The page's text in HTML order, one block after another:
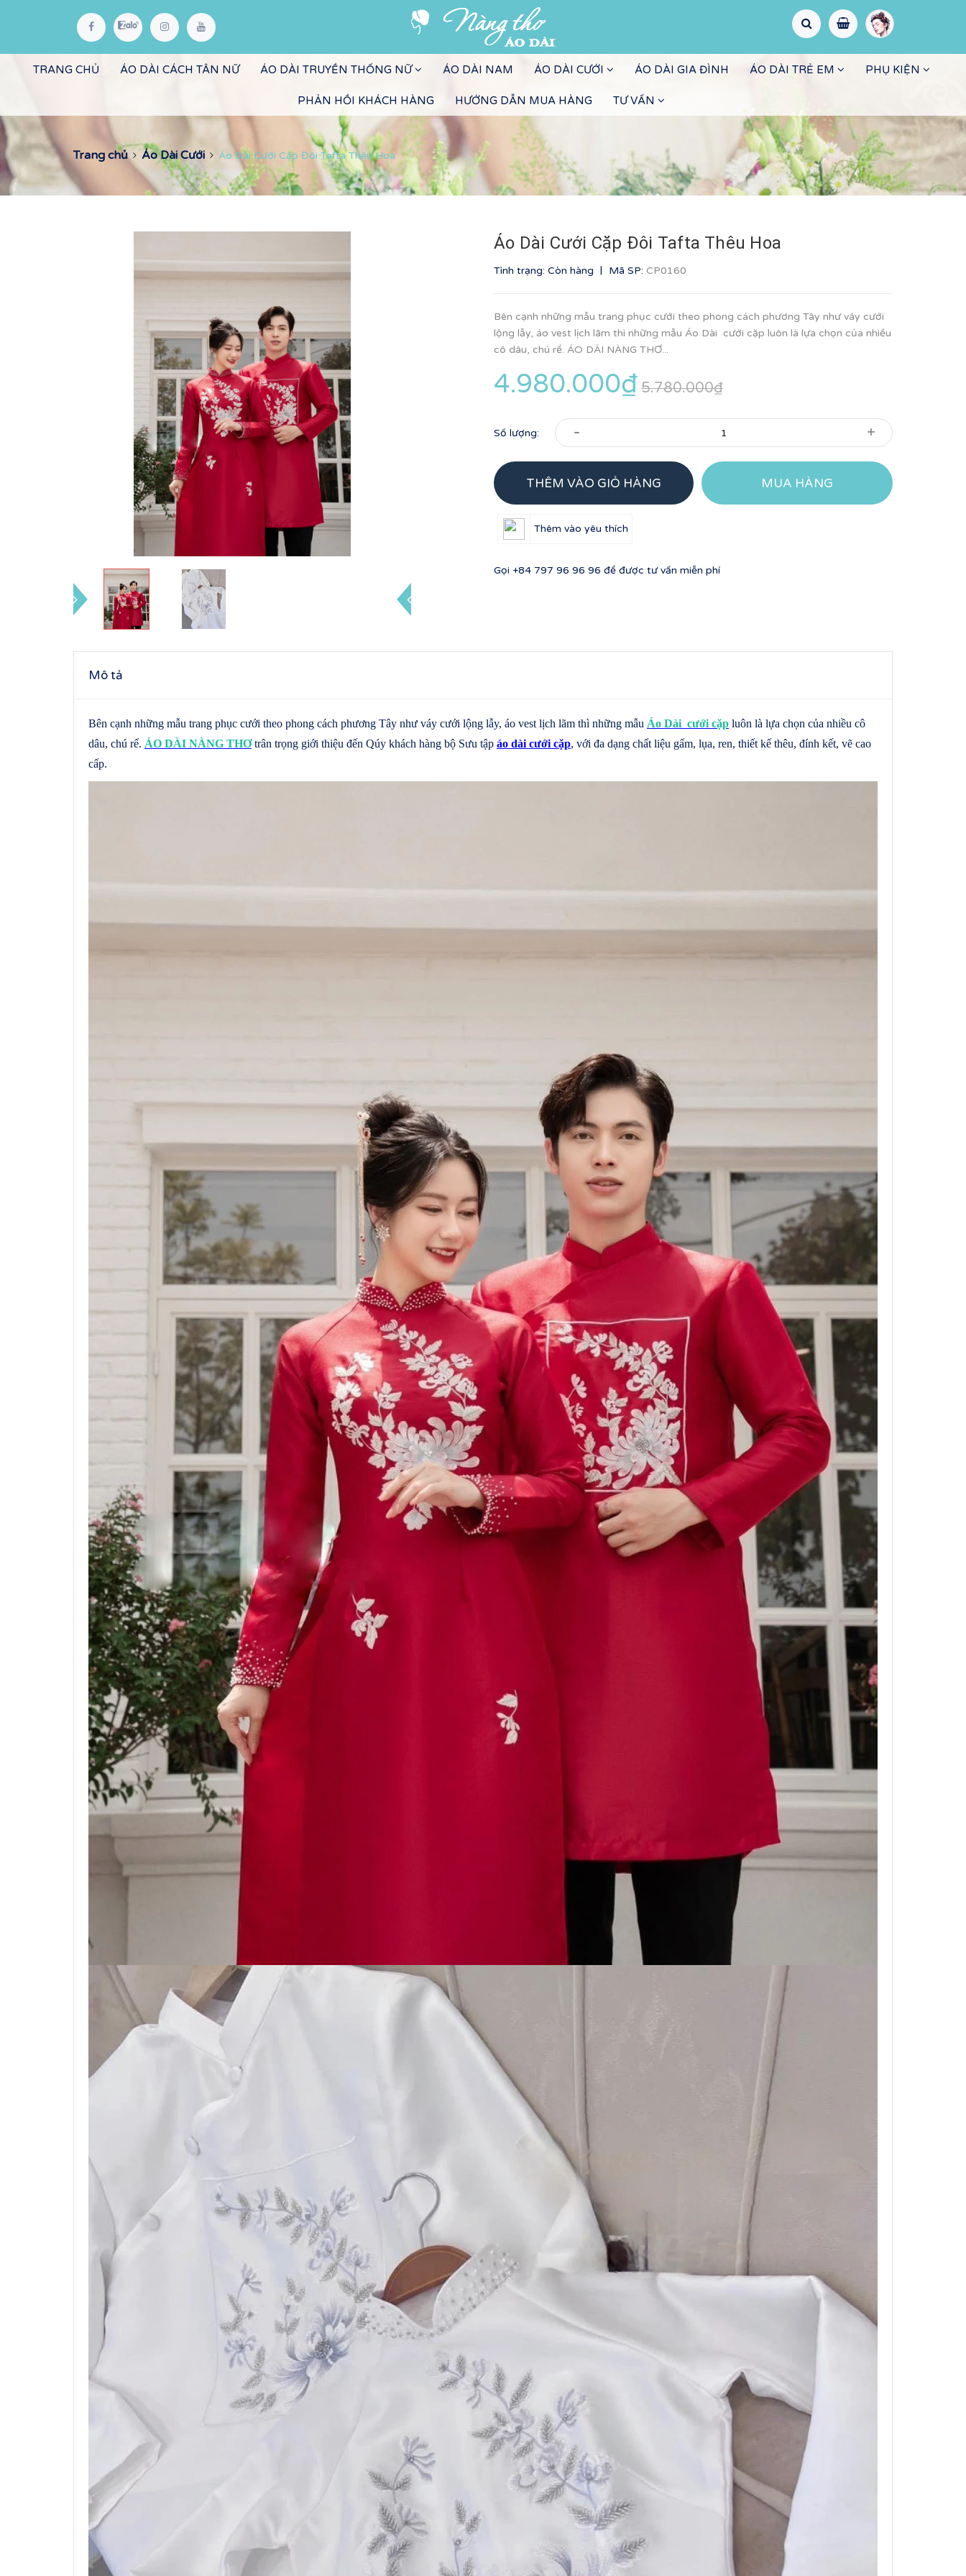
TRANG CHỦ ÁO DÀI CÁCH TÂN NỮ ÁO DÀI TRUYỀN THỐNG NỮ ÁO DÀI NAM ÁO DÀI CƯỚI ÁO DÀI GIA ĐÌNH ÁO DÀI TRẺ EM PHỤ KIỆN
PHẢN HỒI KHÁCH HÀNG HƯỚNG DẪN MUA HÀNG TƯ VẤN
Trang chủ Áo Dài Cưới Áo Dài Cưới Cặp Đôi Tafta Thêu Hoa
Áo Dài Cưới Cặp Đôi Tafta Thêu Hoa
Tình trạng: Còn hàng | Mã SP: CP0160
Bên cạnh những mẫu trang phục cưới theo phong cách phương Tây như váy cưới
lộng lẫy, áo vest lịch lãm thì những mẫu Áo Dài cưới cặp luôn là lựa chọn của nhiều
cô dâu, chú rể. ÁO DÀI NÀNG THƠ...
4.980.000₫ 5.780.000₫
Số lượng: - +
THÊM VÀO GIỎ HÀNG MUA HÀNG
Thêm vào yêu thích
Gọi +84 797 96 96 96 để được tư vấn miễn phí
Mô tả
Bên cạnh những mẫu trang phục cưới theo phong cách phương Tây như váy cưới lộng lẫy, áo vest lịch lãm thì những mẫu Áo Dài cưới cặp luôn là lựa chọn của nhiều cô
dâu, chú rể. ÁO DÀI NÀNG THƠtrân trọng giới thiệu đến Qúy khách hàng bộ Sưu tập áo dài cưới cặp, với đa dạng chất liệu gấm, lụa, ren, thiết kế thêu, đính kết, vẽ cao
cấp.